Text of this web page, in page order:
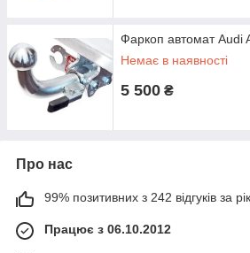
Фаркоп автомат Audi
Немає в наявності
5 500 ₴
Про нас
99% позитивних з 242 відгуків за рік
Працює з 06.10.2012